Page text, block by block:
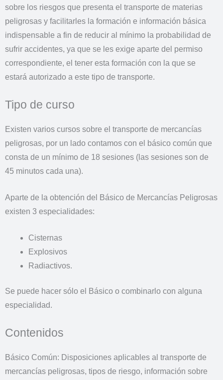
sobre los riesgos que presenta el transporte de materias
peligrosas y facilitarles la formación e información básica
indispensable a fin de reducir al mínimo la probabilidad de
sufrir accidentes, ya que se les exige aparte del permiso
correspondiente, el tener esta formación con la que se
estará autorizado a este tipo de transporte.
Tipo de curso
Existen varios cursos sobre el transporte de mercancías
peligrosas, por un lado contamos con el básico común que
consta de un mínimo de 18 sesiones (las sesiones son de
45 minutos cada una).
Aparte de la obtención del Básico de Mercancías Peligrosas
existen 3 especialidades:
Cisternas
Explosivos
Radiactivos.
Se puede hacer sólo el Básico o combinarlo con alguna
especialidad.
Contenidos
Básico Común: Disposiciones aplicables al transporte de
mercancías peligrosas, tipos de riesgo, información sobre